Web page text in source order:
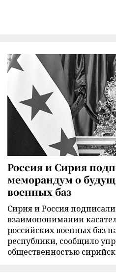
Россия и Сирия
меморандум о
военных баз
Сирия и Россия
взаимопонимании
российских военных баз
республики, сообщило
общественностью